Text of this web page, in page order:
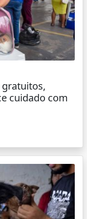
gratuitos,
cuidado com